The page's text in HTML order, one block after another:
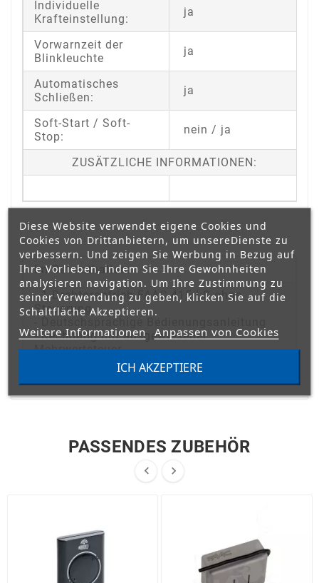
Individuelle
Krafteinstellung:
ja
Vorwarnzeit der
Blinkleuchte
ja
Automatisches
Schließen:
ja
Soft-Start / Soft-
Stop:
nein / ja
ZUSÄTZLICHE INFORMATIONEN:
Im Set enthalten:
- 1 Drehtorantrieb FAAC 415 LS ohne
Steuerung
- Deutschsprachige Bedienungsanleitung
- Rechnung mit ausgewiesener
Mehrwertsteuer
PASSENDES ZUBEHÖR
 
Diese Website verwendet eigene Cookies und
Cookies von Drittanbietern, um unsereDienste zu
verbessern. Und zeigen Sie Werbung in Bezug auf
Ihre Vorlieben, indem Sie Ihre Gewohnheiten
analysieren navigation. Um Ihre Zustimmung zu
seiner Verwendung zu geben, klicken Sie auf die
Schaltfläche Akzeptieren.
Weitere Informationen Anpassen von Cookies
ICH AKZEPTIERE